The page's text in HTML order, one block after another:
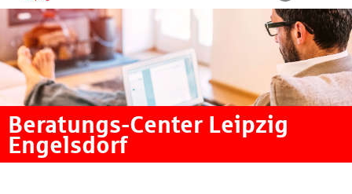
Beratungs-Center Leipzig
Engelsdorf